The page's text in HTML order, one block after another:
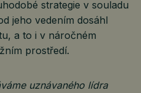
strategie v souladu
jeho vedením dosáhl
a to i v náročném
prostředí.
uznávaného lídra